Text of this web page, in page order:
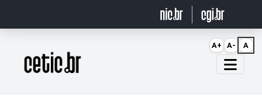
Página inicial
A+ A- A